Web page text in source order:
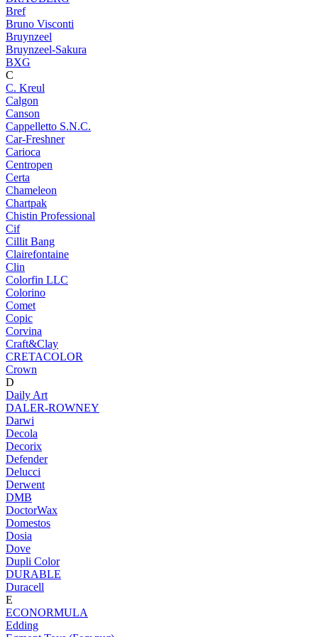
Bref
Bruno Visconti
Bruynzeel
Bruynzeel-Sakura
BXG
C
C. Kreul
Calgon
Canson
Cappelletto S.N.C.
Car-Freshner
Carioca
Centropen
Certa
Chameleon
Chartpak
Chistin Professional
Cif
Cillit Bang
Clairefontaine
Clin
Colorfin LLC
Colorino
Comet
Copic
Corvina
Craft&Clay
CRETACOLOR
Crown
D
Daily Art
DALER-ROWNEY
Darwi
Decola
Decorix
Defender
Delucci
Derwent
DMB
DoctorWax
Domestos
Dosia
Dove
Dupli Color
DURABLE
Duracell
E
ECONORMULA
Edding